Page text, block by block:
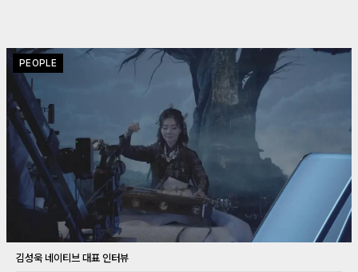
PEOPLE
김성욱 네이티브 대표 인터뷰